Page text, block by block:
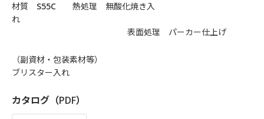
材質 S55C 熱処理 無酸化焼き入
れ
表面処理 パーカー仕上げ
（副資材・包装素材等）
ブリスター入れ
カタログ（PDF）